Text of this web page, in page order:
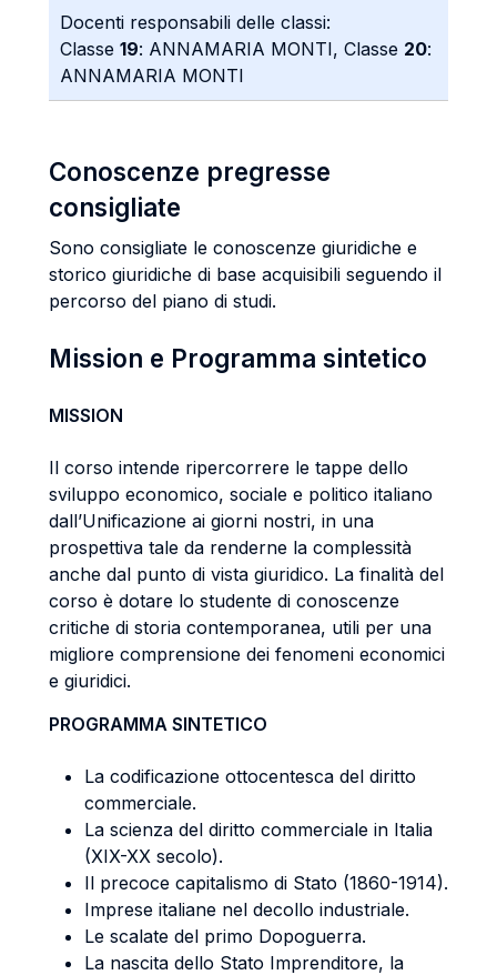
Docenti responsabili delle classi:
Classe 19: ANNAMARIA MONTI, Classe 20:
ANNAMARIA MONTI
Conoscenze pregresse
consigliate
Sono consigliate le conoscenze giuridiche e
storico giuridiche di base acquisibili seguendo il
percorso del piano di studi.
Mission e Programma sintetico
MISSION
Il corso intende ripercorrere le tappe dello
sviluppo economico, sociale e politico italiano
dall’Unificazione ai giorni nostri, in una
prospettiva tale da renderne la complessità
anche dal punto di vista giuridico. La finalità del
corso è dotare lo studente di conoscenze
critiche di storia contemporanea, utili per una
migliore comprensione dei fenomeni economici
e giuridici.
PROGRAMMA SINTETICO
La codificazione ottocentesca del diritto
commerciale.
La scienza del diritto commerciale in Italia
(XIX-XX secolo).
Il precoce capitalismo di Stato (1860-1914).
Imprese italiane nel decollo industriale.
Le scalate del primo Dopoguerra.
La nascita dello Stato Imprenditore, la